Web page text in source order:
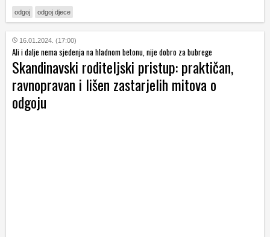
odgoj odgoj djece
16.01.2024. (17:00)
Ali i dalje nema sjedenja na hladnom betonu, nije dobro za bubrege
Skandinavski roditeljski pristup: praktičan,
ravnopravan i lišen zastarjelih mitova o
odgoju